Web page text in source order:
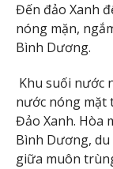
Đến đảo Xanh
nóng mặn,
Bình Dương.
Khu suối nước
nước nóng mặt
Đảo Xanh. Hòa
Bình Dương, du
giữa muôn